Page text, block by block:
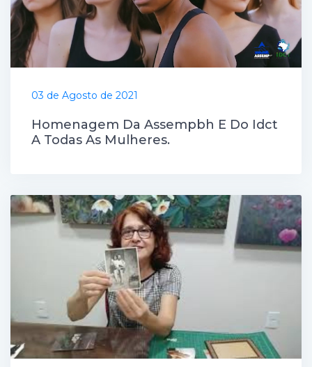
03 de Agosto de 2021
Homenagem Da Assempbh E Do Idct
A Todas As Mulheres.